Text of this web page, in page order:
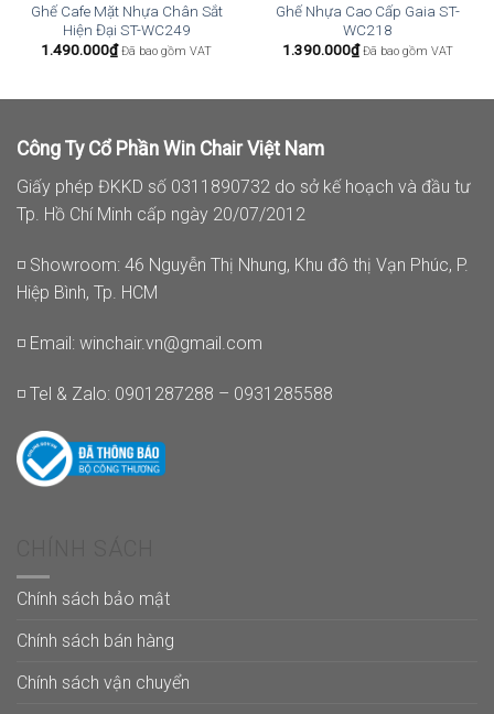
Ghế Cafe Mặt Nhựa Chân Sắt
Hiện Đại ST-WC249
1.490.000₫ Đã bao gồm VAT
Ghế Nhựa Cao Cấp Gaia ST-
WC218
1.390.000₫ Đã bao gồm VAT
Công Ty Cổ Phần Win Chair Việt Nam
Giấy phép ĐKKD số 0311890732 do sở kế hoạch và đầu tư
Tp. Hồ Chí Minh cấp ngày 20/07/2012
◽ Showroom: 46 Nguyễn Thị Nhung, Khu đô thị Vạn Phúc, P.
Hiệp Bình, Tp. HCM
◽ Email: winchair.vn@gmail.com
◽ Tel & Zalo: 0901287288 – 0931285588
Chính sách bảo mật
Chính sách bán hàng
Chính sách vận chuyển